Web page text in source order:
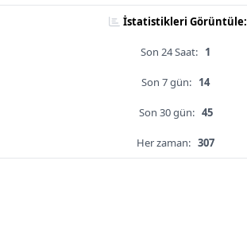
İstatistikleri Görüntüle:
Son 24 Saat: 1
Son 7 gün: 14
Son 30 gün: 45
Her zaman: 307